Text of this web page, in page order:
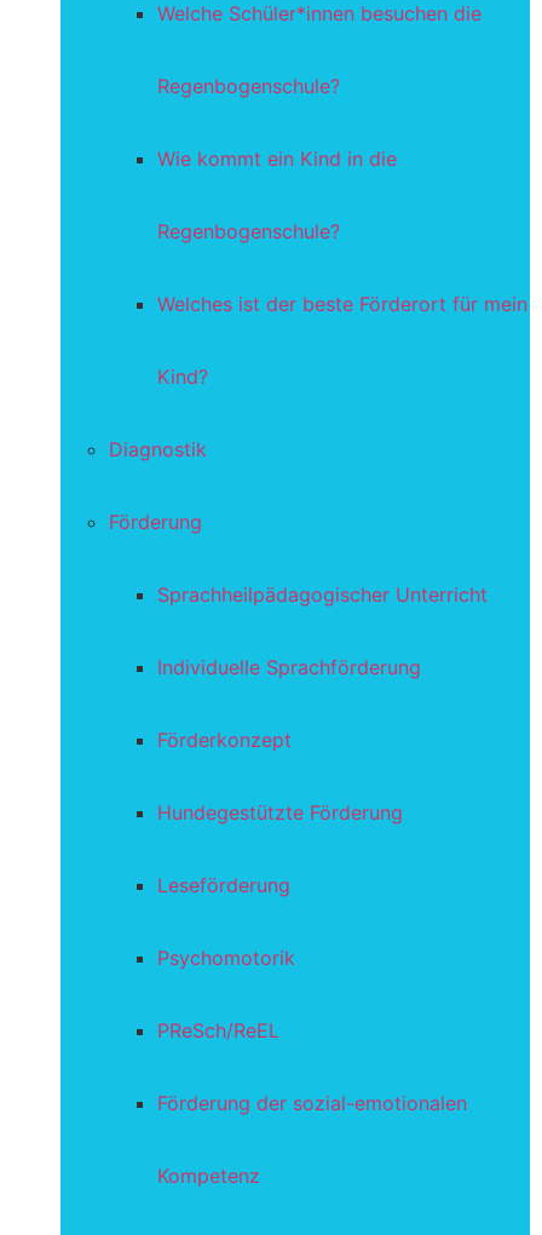
Welche Schüler*innen besuchen die
Regenbogenschule?
Wie kommt ein Kind in die
Regenbogenschule?
Welches ist der beste Förderort für mein
Kind?
Diagnostik
Förderung
Sprachheilpädagogischer Unterricht
Individuelle Sprachförderung
Förderkonzept
Hundegestützte Förderung
Leseförderung
Psychomotorik
PReSch/ReEL
Förderung der sozial-emotionalen
Kompetenz